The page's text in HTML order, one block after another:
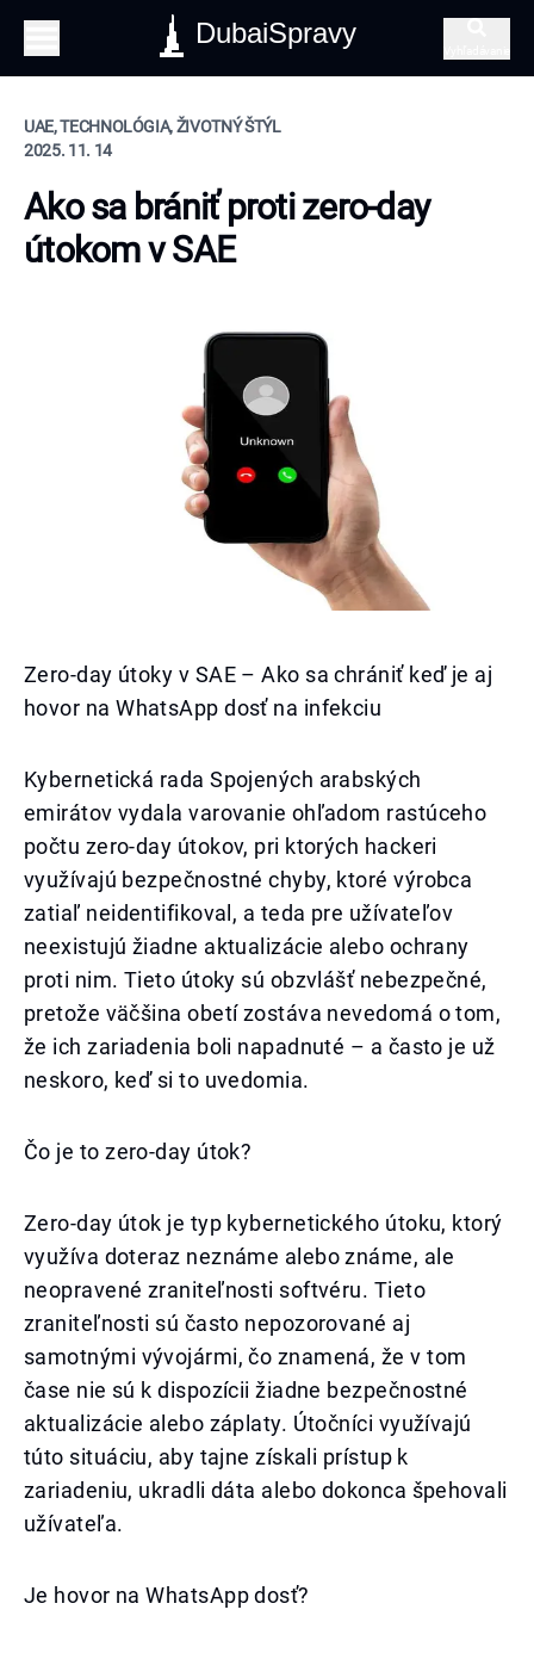
DubaiSpravy
UAE, TECHNOLÓGIA, ŽIVOTNÝ ŠTÝL
2025. 11. 14
Ako sa brániť proti zero-day
útokom v SAE
Zero-day útoky v SAE – Ako sa chrániť keď je aj
hovor na WhatsApp dosť na infekciu
Kybernetická rada Spojených arabských
emirátov vydala varovanie ohľadom rastúceho
počtu zero-day útokov, pri ktorých hackeri
využívajú bezpečnostné chyby, ktoré výrobca
zatiaľ neidentifikoval, a teda pre užívateľov
neexistujú žiadne aktualizácie alebo ochrany
proti nim. Tieto útoky sú obzvlášť nebezpečné,
pretože väčšina obetí zostáva nevedomá o tom,
že ich zariadenia boli napadnuté – a často je už
neskoro, keď si to uvedomia.
Čo je to zero-day útok?
Zero-day útok je typ kybernetického útoku, ktorý
využíva doteraz neznáme alebo známe, ale
neopravené zraniteľnosti softvéru. Tieto
zraniteľnosti sú často nepozorované aj
samotnými vývojármi, čo znamená, že v tom
čase nie sú k dispozícii žiadne bezpečnostné
aktualizácie alebo záplaty. Útočníci využívajú
túto situáciu, aby tajne získali prístup k
zariadeniu, ukradli dáta alebo dokonca špehovali
užívateľa.
Je hovor na WhatsApp dosť?